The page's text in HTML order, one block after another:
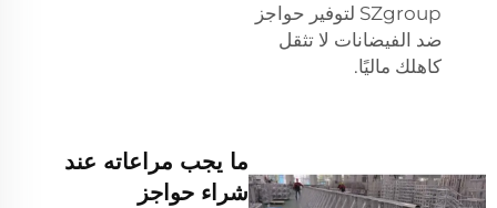
SZgroup لتوفير حواجز
ضد الفيضانات لا تثقل
كاهلك ماليًا.
ما يجب مراعاته عند
شراء حواجز